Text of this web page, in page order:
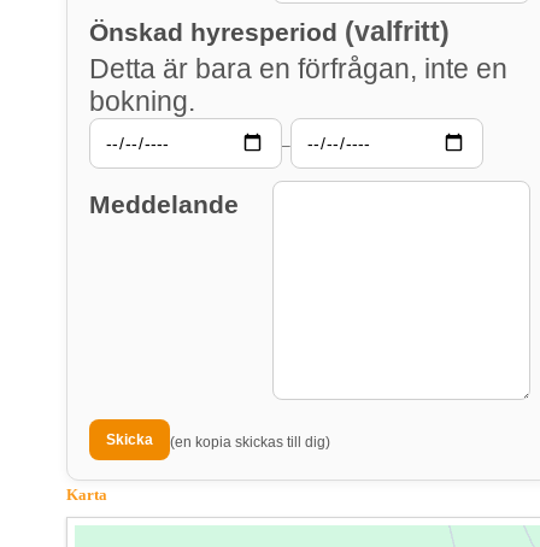
Önskad hyresperiod (valfritt)
Detta är bara en förfrågan, inte en
bokning.
–
Meddelande
(en kopia skickas till dig)
Karta